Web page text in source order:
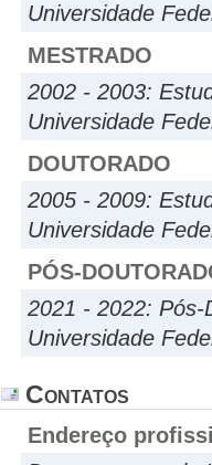
Universidade
MESTRADO
2002 - 2003:
Universidade
DOUTORADO
2005 - 2009:
Universidade
PÓS-
2021 - 2022: Pós-
Universidade
Contatos
Endereço